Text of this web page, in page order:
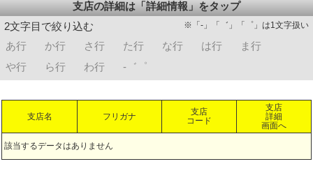
支店の詳細は「詳細情報」をタップ
2文字目で絞り込む
※「-」「゛」「゜」は1文字扱い
あ行 か行 さ行 た行 な行 は行
ま行
や行
ら行 わ行 -゛゜
支店名 フリガナ
支店
コード
支店
詳細
画面へ
該当するデータはありません